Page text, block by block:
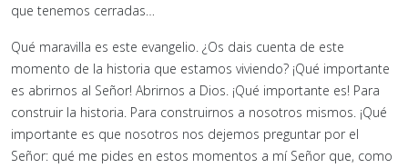
que tenemos cerradas…
Qué maravilla es este evangelio. ¿Os dais cuenta de este
momento de la historia que estamos viviendo? ¡Qué importante
es abrirnos al Señor! Abrirnos a Dios. ¡Qué importante es! Para
construir la historia. Para construirnos a nosotros mismos. ¡Qué
importante es que nosotros nos dejemos preguntar por el
Señor: qué me pides en estos momentos a mí Señor que, como